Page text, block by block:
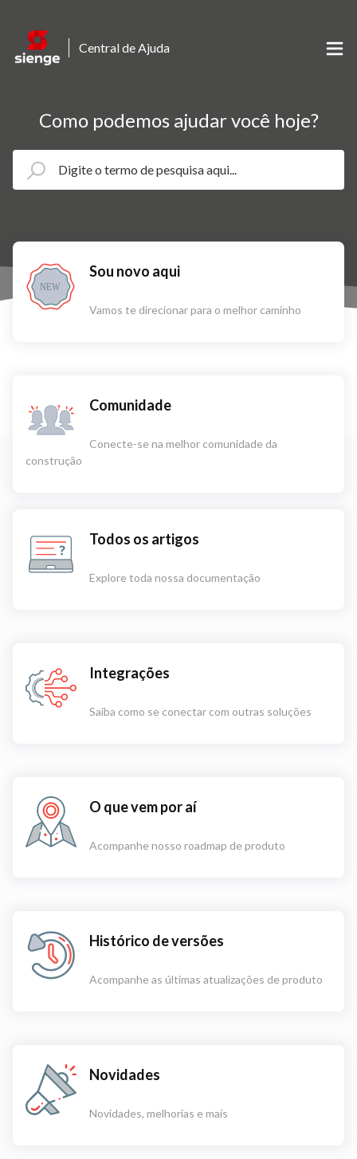
Central de Ajuda
Como podemos ajudar você hoje?
NEW
Sou novo aqui
Vamos te direcionar para o melhor caminho
Comunidade
Conecte-se na melhor comunidade da
construção
Todos os artigos
Explore toda nossa documentação
Integrações
Saiba como se conectar com outras soluções
O que vem por aí
Acompanhe nosso roadmap de produto
Histórico de versões
Acompanhe as últimas atualizações de produto
Novidades
Novidades, melhorias e mais